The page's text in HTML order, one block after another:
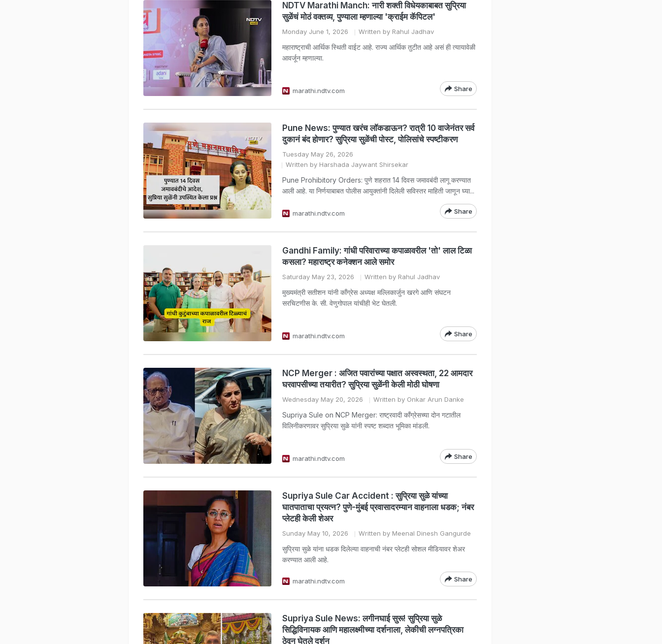
NDTV Marathi Manch: नारी शक्ती विधेयकाबाबत सुप्रिया
सुळेंचं मोठं वक्तव्य, पुण्याला म्हणाल्या 'क्राईम कॅपिटल'
Monday June 1, 2026 Written by Rahul Jadhav
महाराष्ट्राची आर्थिक स्थिती वाईट आहे. राज्य आर्थिक तुटीत आहे असं ही त्यायावेळी
आवर्जून म्हणाल्या.
marathi.ndtv.com Share
Pune News: पुण्यात खरंच लॉकडाऊन? रात्री 10 वाजेनंतर सर्व
दुकानं बंद होणार? सुप्रिया सुळेंची पोस्ट, पोलिसांचे स्पष्टीकरण
Tuesday May 26, 2026
Written by Harshada Jaywant Shirsekar
Pune Prohibitory Orders: पुणे शहरात 14 दिवस जमावबंदी लागू करण्यात
आली आहे. या निर्णयाबाबत पोलीस आयुक्तांनी दिलेली सविस्तर माहिती जाणून घ्या...
marathi.ndtv.com Share
Gandhi Family: गांधी परिवाराच्या कपाळावरील 'तो' लाल टिळा
कसला? महाराष्ट्र कनेक्शन आले समोर
Saturday May 23, 2026 Written by Rahul Jadhav
मुख्यमंत्री सतीशन यांनी काँग्रेस अध्यक्ष मल्लिकार्जुन खरगे आणि संघटन
सरचिटणीस के. सी. वेणुगोपाल यांचीही भेट घेतली.
marathi.ndtv.com Share
NCP Merger : अजित पवारांच्या पक्षात अस्वस्थता, 22 आमदार
घरवापसीच्या तयारीत? सुप्रिया सुळेंनी केली मोठी घोषणा
Wednesday May 20, 2026 Written by Onkar Arun Danke
Supriya Sule on NCP Merger: राष्ट्रवादी काँग्रेसच्या दोन गटातील
विलिनीकरणावर सुप्रिया सुळे यांनी स्पष्ट शब्दात भूमिका मांडली.
marathi.ndtv.com Share
Supriya Sule Car Accident : सुप्रिया सुळे यांच्या
घातपाताचा प्रयत्न? पुणे-मुंबई प्रवासादरम्यान वाहनाला धडक; नंबर
प्लेटही केली शेअर
Sunday May 10, 2026 Written by Meenal Dinesh Gangurde
सुप्रिया सुळे यांना धडक दिलेल्या वाहनाची नंबर प्लेटही सोशल मीडियावर शेअर
करण्यात आली आहे.
marathi.ndtv.com Share
Supriya Sule News: लगीनघाई सुरू! सुप्रिया सुळे
सिद्धिविनायक आणि महालक्ष्मीच्या दर्शनाला, लेकीची लग्नपत्रिका
ठेवून घेतले दर्शन